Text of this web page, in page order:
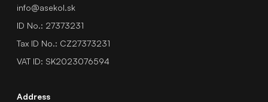
info@asekol.sk
ID No.: 27373231
Tax ID No.: CZ27373231
VAT ID: SK2023076594
Address